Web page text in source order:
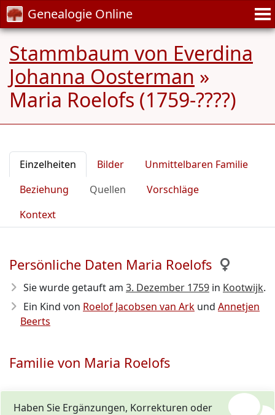
Genealogie Online
Stammbaum von Everdina
Johanna Oosterman »
Maria Roelofs (1759-????)
Einzelheiten Bilder
Unmittelbaren Familie
Beziehung
Quellen
Vorschläge
Kontext
Persönliche Daten Maria Roelofs
Sie wurde getauft am 3. Dezember 1759 in Kootwijk.
Ein Kind von Roelof Jacobsen van Ark und Annetjen
Beerts
Familie von Maria Roelofs
Haben Sie Ergänzungen, Korrekturen oder